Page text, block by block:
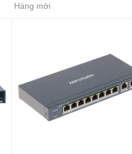
Hàng mới